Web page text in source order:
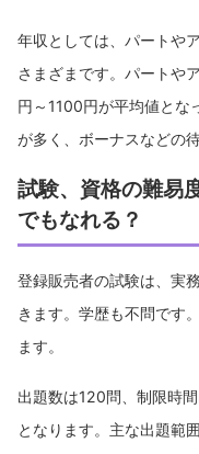
年収としては、パートや
さまざまです。パートや
円～1100円が平均値とな
が多く、ボーナスなどの
試験、資格の難易
でもなれる？
登録販売者の試験は、実
きます。学歴も不問です
ます。
出題数は120問、制限時
となります。主な出題範